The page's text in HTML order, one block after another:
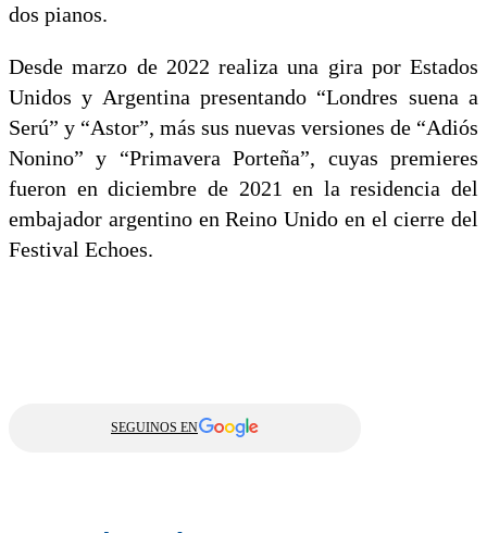
dos pianos.
Desde marzo de 2022 realiza una gira por Estados
Unidos y Argentina presentando “Londres suena a
Serú” y “Astor”, más sus nuevas versiones de “Adiós
Nonino” y “Primavera Porteña”, cuyas premieres
fueron en diciembre de 2021 en la residencia del
embajador argentino en Reino Unido en el cierre del
Festival Echoes.
SEGUINOS EN